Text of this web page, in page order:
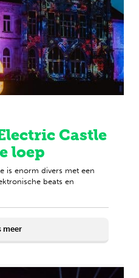
Castle
loep
is enorm divers met een
beats en
meer